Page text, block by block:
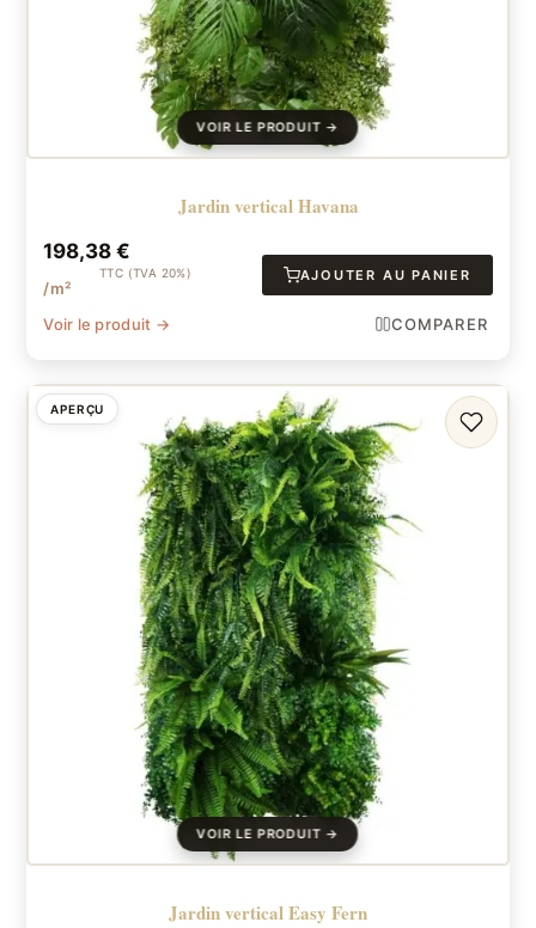
Jardin vertical Havana
198,38€
TTC (TVA 20%)
/m²
AJOUTER AU PANIER
Voir le produit → COMPARER
APERÇU
Jardin vertical Easy Fern